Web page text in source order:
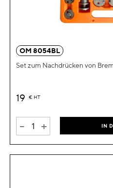
OM 8054BL
Set zum Nachdrücken von
19 € HT
- + IN